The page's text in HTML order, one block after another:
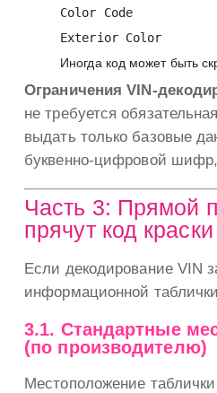
Color Code
Exterior Color
Иногда код может быть
Ограничения VIN-
не требуется
выдать только базовые
буквенно-цифровой
Часть 3: Прямой
прячут код
Если декодирование VIN
информационной
3.1. Стандартные
(по производителю)
Местоположение